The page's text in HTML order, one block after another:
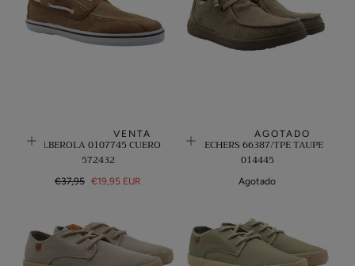
VENTA
ALBEROLA 0107745 CUERO
572432
Precio
€37,95 Precio
€19,95 EUR
AGOTADO
SKECHERS 66387/TPE TAUPE
014445
Agotado